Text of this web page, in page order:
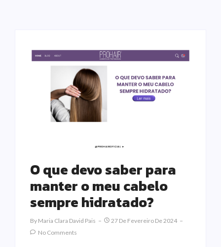
O que devo saber para
manter o meu cabelo
sempre hidratado?
By Maria Clara David Pais
27 De Fevereiro De 2024
No Comments